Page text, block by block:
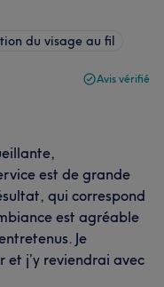
du visage au fil
Avis vérifié
est de grande
qui correspond
est agréable
Je
et j’y reviendrai avec